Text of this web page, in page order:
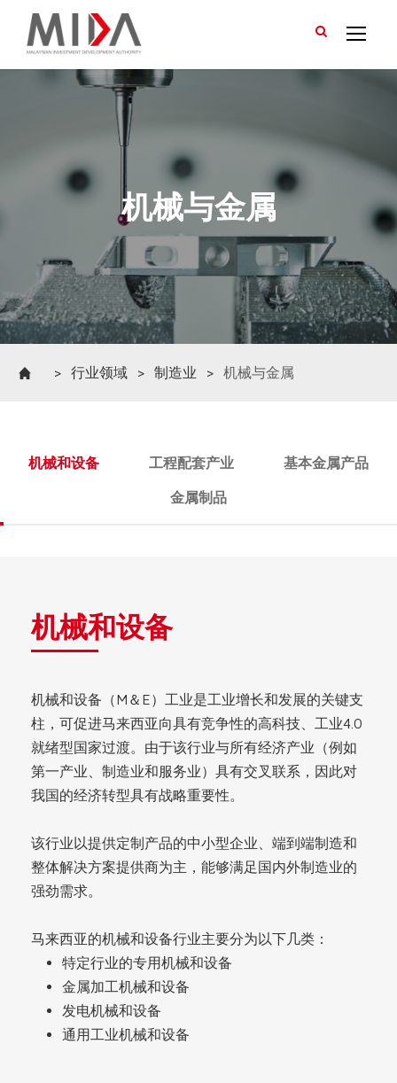
> 行业领域 > 制造业 > 机械与金属
机械和设备 工程配套产业 基本金属产品
金属制品
机械和设备
机械和设备（M＆E）工业是工业增长和发展的关键支
柱，可促进马来西亚向具有竞争性的高科技、工业4.0
就绪型国家过渡。由于该行业与所有经济产业（例如
第一产业、制造业和服务业）具有交叉联系，因此对
我国的经济转型具有战略重要性。
该行业以提供定制产品的中小型企业、端到端制造和
整体解决方案提供商为主，能够满足国内外制造业的
强劲需求。
马来西亚的机械和设备行业主要分为以下几类：
特定行业的专用机械和设备
金属加工机械和设备
发电机械和设备
通用工业机械和设备